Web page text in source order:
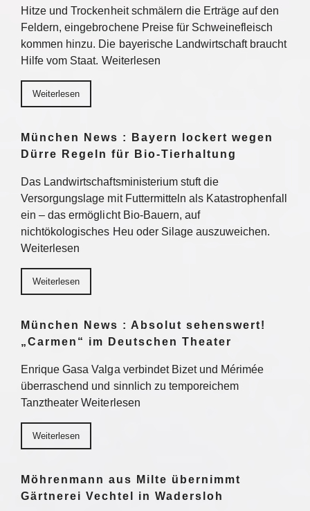
Hitze und Trockenheit schmälern die Erträge auf den
Feldern, eingebrochene Preise für Schweinefleisch
kommen hinzu. Die bayerische Landwirtschaft braucht
Hilfe vom Staat. Weiterlesen
Weiterlesen
München News : Bayern lockert wegen
Dürre Regeln für Bio-Tierhaltung
Das Landwirtschaftsministerium stuft die
Versorgungslage mit Futtermitteln als Katastrophenfall
ein – das ermöglicht Bio-Bauern, auf
nichtökologisches Heu oder Silage auszuweichen.
Weiterlesen
Weiterlesen
München News : Absolut sehenswert!
„Carmen“ im Deutschen Theater
Enrique Gasa Valga verbindet Bizet und Mérimée
überraschend und sinnlich zu temporeichem
Tanztheater Weiterlesen
Weiterlesen
Möhrenmann aus Milte übernimmt
Gärtnerei Vechtel in Wadersloh